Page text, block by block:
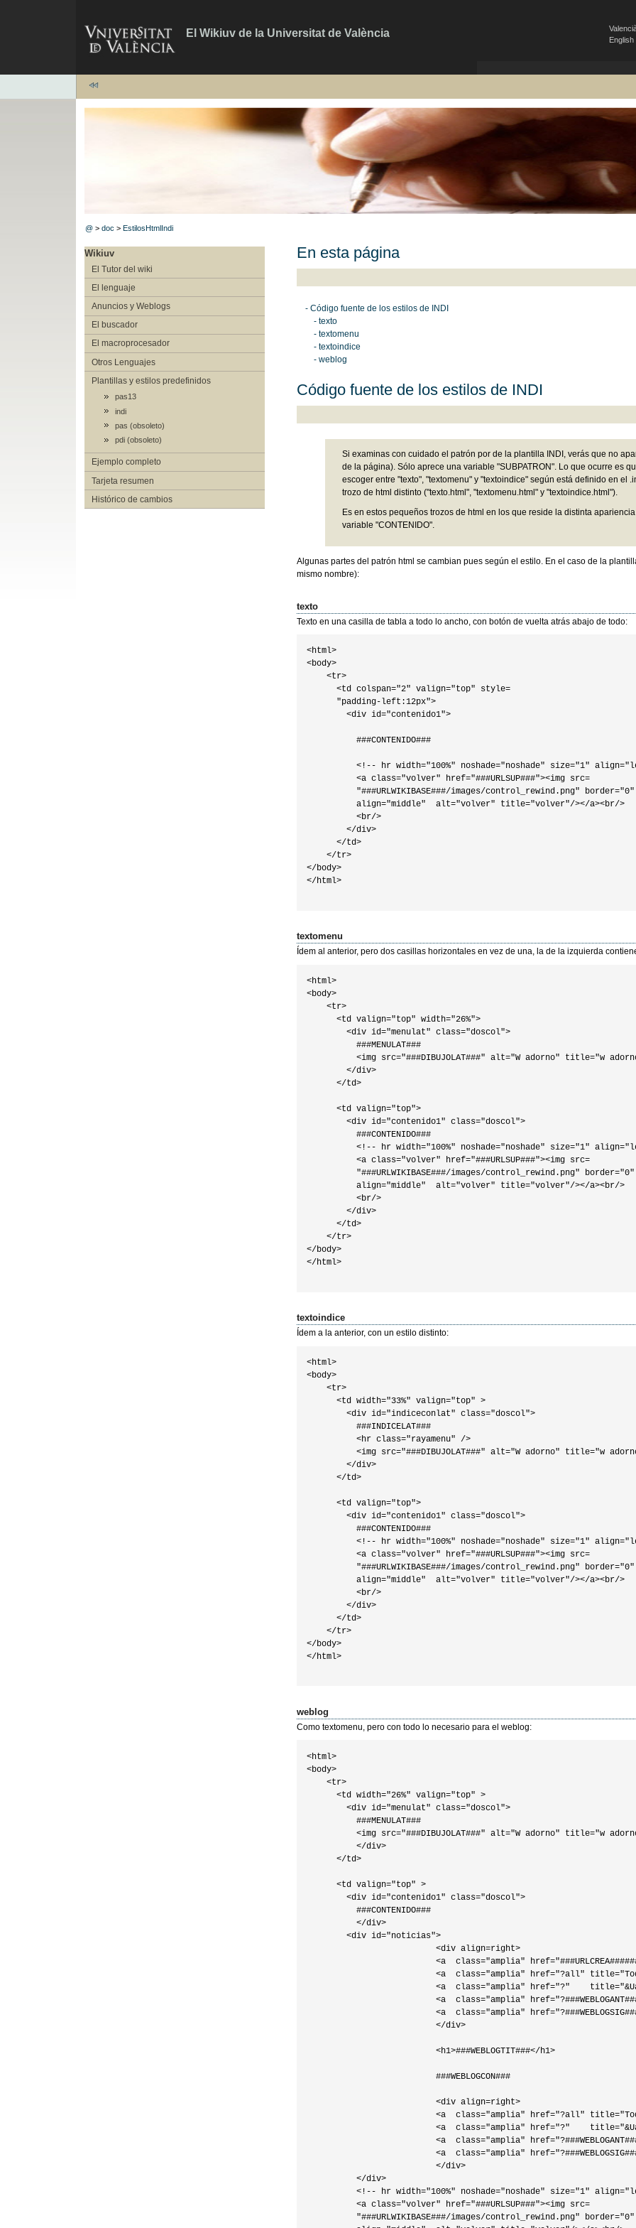
El Wikiuv de la Universitat de València
English
@ >doc >EstilosHtmlIndi
Wikiuv
El Tutor del wiki
El lenguaje
Anuncios y Weblogs
El buscador
El macroprocesador
Otros Lenguajes
Plantillas y estilos predefinidos
pas13
indi
pas (obsoleto)
pdi (obsoleto)
Ejemplo completo
Tarjeta resumen
Histórico de cambios
En esta página
- Código fuente de los estilos de INDI
- texto
- textomenu
- textoindice
- weblog
Código fuente de los estilos de INDI
Si examinas con cuidado el patrón por de la plantilla INDI, verás que no
de la página). Sólo aprece una variable "SUBPATRON". Lo que ocurre es
escoger entre "texto", "textomenu" y "textoindice" según está definido en el
trozo de html distinto ("texto.html", "textomenu.html" y "textoindice.html").
Es en estos pequeños trozos de html en los que reside la distinta
variable "CONTENIDO".
Algunas partes del patrón html se cambian pues según el estilo. En el caso de la
mismo nombre):
texto
Texto en una casilla de tabla a todo lo ancho, con botón de vuelta atrás abajo de todo:
<html>
<body>
    <tr>
      <td colspan="2" valign="top" style=
      "padding-left:12px">
        <div id="contenido1">
          ###CONTENIDO###
<!-- hr width="100%" noshade="noshade" size="1"
          <a class="volver" href="###URLSUP###"><img src=
          "###URLWIKIBASE###/images/control_rewind.png" border="0"
          align="middle"  alt="volver" title="volver"/></a><br/>
          <br/>
        </div>
      </td>
    </tr>
</body>
</html>
textomenu
Ídem al anterior, pero dos casillas horizontales en vez de una, la de la izquierda
<html>
<body>
    <tr>
      <td valign="top" width="26%">
        <div id="menulat" class="doscol">
          ###MENULAT###
<img src="###DIBUJOLAT###" alt="W adorno" title="w
        </div>
      </td>
      <td valign="top">
        <div id="contenido1" class="doscol">
          ###CONTENIDO###
<!-- hr width="100%" noshade="noshade" size="1"
          <a class="volver" href="###URLSUP###"><img src=
          "###URLWIKIBASE###/images/control_rewind.png" border="0"
          align="middle"  alt="volver" title="volver"/></a><br/>
          <br/>
        </div>
      </td>
    </tr>
</body>
</html>
textoindice
Ídem a la anterior, con un estilo distinto:
<html>
<body>
    <tr>
      <td width="33%" valign="top" >
        <div id="indiceconlat" class="doscol">
          ###INDICELAT###
          <hr class="rayamenu" />
<img src="###DIBUJOLAT###" alt="W adorno" title="w
        </div>
      </td>
      <td valign="top">
        <div id="contenido1" class="doscol">
          ###CONTENIDO###
<!-- hr width="100%" noshade="noshade" size="1"
          <a class="volver" href="###URLSUP###"><img src=
          "###URLWIKIBASE###/images/control_rewind.png" border="0"
          align="middle"  alt="volver" title="volver"/></a><br/>
          <br/>
        </div>
      </td>
    </tr>
</body>
</html>
weblog
Como textomenu, pero con todo lo necesario para el weblog:
<html>
<body>
    <tr>
      <td width="26%" valign="top" >
        <div id="menulat" class="doscol">
          ###MENULAT###
<img src="###DIBUJOLAT###" alt="W adorno"
          </div>
      </td>
      <td valign="top" >
        <div id="contenido1" class="doscol">
          ###CONTENIDO###
          </div>
        <div id="noticias">
                          <div align=right>
<a  class="amplia"
<a  class="amplia" href="?all"
<a  class="amplia" href="?"
<a  class="amplia"
<a  class="amplia"
                          </div>
                          <h1>###WEBLOGTIT###</h1>
                          ###WEBLOGCON###
                          <div align=right>
<a  class="amplia" href="?all"
<a  class="amplia" href="?"
<a  class="amplia"
<a  class="amplia"
                          </div>
          </div>
<!-- hr width="100%" noshade="noshade" size="1"
          <a class="volver" href="###URLSUP###"><img src=
          "###URLWIKIBASE###/images/control_rewind.png" border="0"